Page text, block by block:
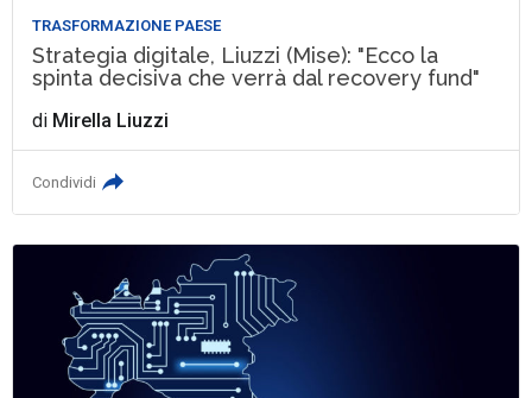
TRASFORMAZIONE PAESE
Strategia digitale, Liuzzi (Mise): "Ecco la
spinta decisiva che verrà dal recovery fund"
di Mirella Liuzzi
Condividi